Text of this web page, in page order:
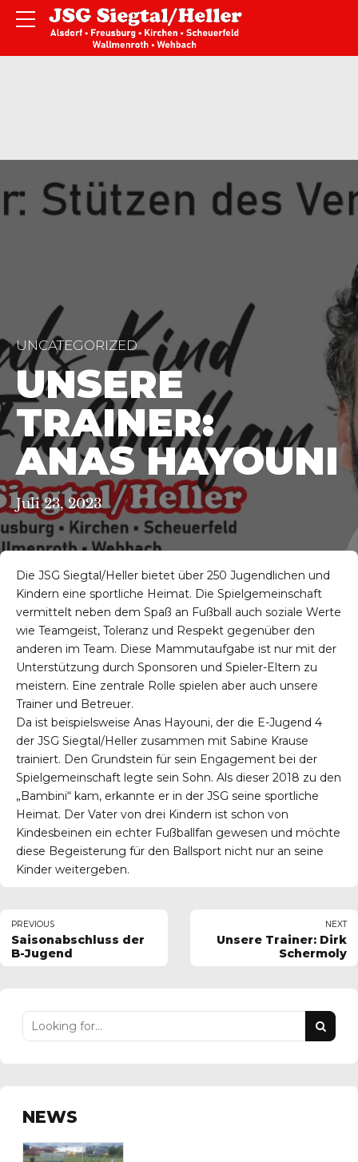
UNCATEGORIZED
UNSERE
TRAINER:
ANAS HAYOUNI
Juli 23, 2023
Die JSG Siegtal/Heller bietet über 250 Jugendlichen und
Kindern eine sportliche Heimat. Die Spielgemeinschaft
vermittelt neben dem Spaß an Fußball auch soziale Werte
wie Teamgeist, Toleranz und Respekt gegenüber den
anderen im Team. Diese Mammutaufgabe ist nur mit der
Unterstützung durch Sponsoren und Spieler-Eltern zu
meistern. Eine zentrale Rolle spielen aber auch unsere
Trainer und Betreuer.
Da ist beispielsweise Anas Hayouni, der die E-Jugend 4
der JSG Siegtal/Heller zusammen mit Sabine Krause
trainiert. Den Grundstein für sein Engagement bei der
Spielgemeinschaft legte sein Sohn. Als dieser 2018 zu den
„Bambini“ kam, erkannte er in der JSG seine sportliche
Heimat. Der Vater von drei Kindern ist schon von
Kindesbeinen ein echter Fußballfan gewesen und möchte
diese Begeisterung für den Ballsport nicht nur an seine
Kinder weitergeben.
PREVIOUS
Saisonabschluss der
B-Jugend
NEXT
Unsere Trainer: Dirk
Schermoly
NEWS